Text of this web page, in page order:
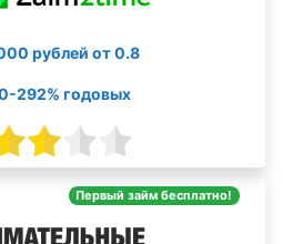
рублей от 0.8
292% годовых
Первый займ бесплатно!